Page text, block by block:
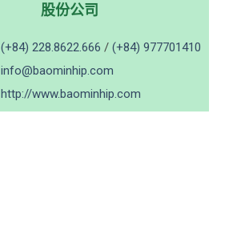
股份公司
(+84) 228.8622.666 / (+84) 977701410
info@baominhip.com
http://www.baominhip.com